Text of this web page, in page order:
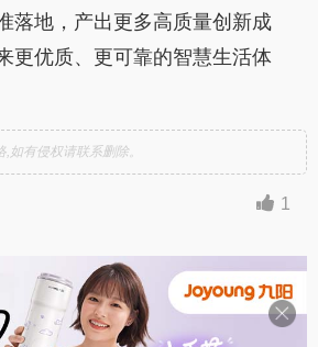
落地，产出更多高质量创新成
更优质、更可靠的智慧生活体
如有侵权请联系删除。
1